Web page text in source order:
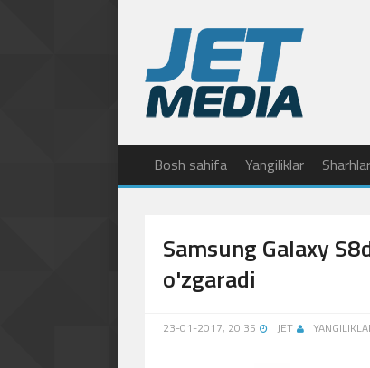
Bosh sahifa Yangiliklar Sharhlar
Samsung Galaxy
o'zgaradi
23-01-2017, 20:35 JET